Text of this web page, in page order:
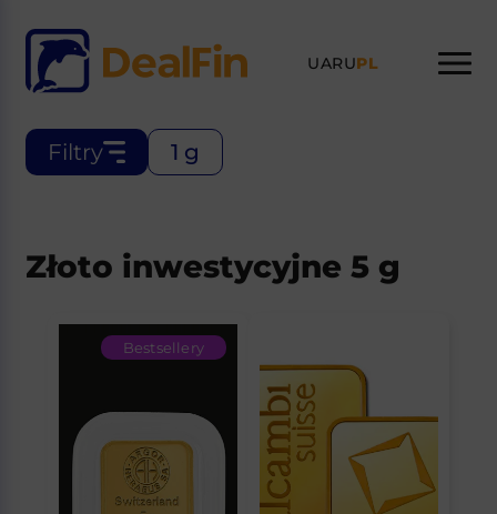
UARUPL
Filtry 1 g
Złoto inwestycyjne 5 g
Bestsellery